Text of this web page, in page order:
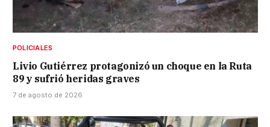
POLICIALES
Livio Gutiérrez protagonizó un choque en la Ruta
89 y sufrió heridas graves
7 de agosto de 2026